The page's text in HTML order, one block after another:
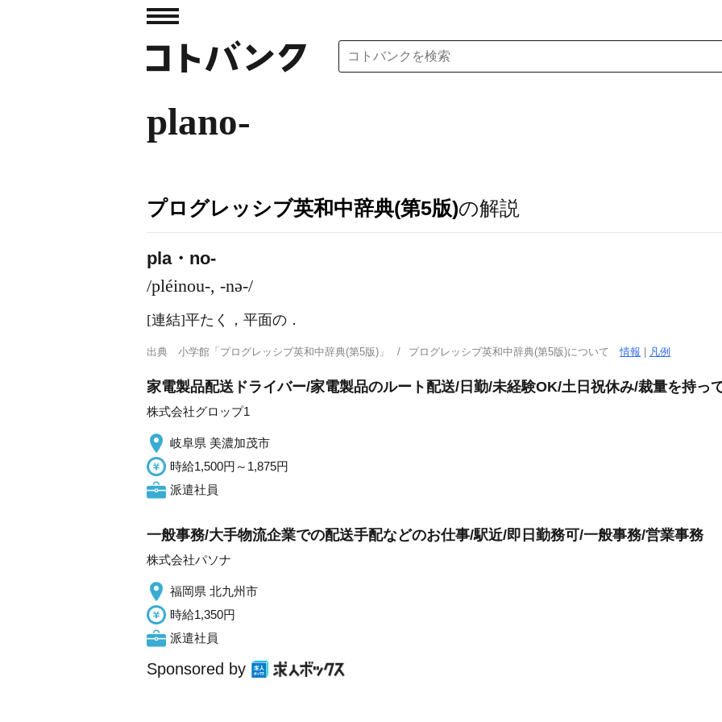
plano-
プログレッシブ英和中辞典(第5版)の解説
pla・no-
/pléinou-, -nə-/
[連結]平たく，平面の ．
出典 小学館「プログレッシブ英和中辞典(第5版)」 プログレッシブ英和中辞典(第5版)について情報 凡例
家電製品配送ドライバー/家電製品のルート配送/日勤/未経験OK/土日祝休み/裁量を持っ
株式会社グロップ1
岐阜県 美濃加茂市
時給1,500円～1,875円
派遣社員
一般事務/大手物流企業での配送手配などのお仕事/駅近/即日勤務可/一般事務/営業事務
株式会社パソナ
福岡県 北九州市
時給1,350円
派遣社員
Sponsored by